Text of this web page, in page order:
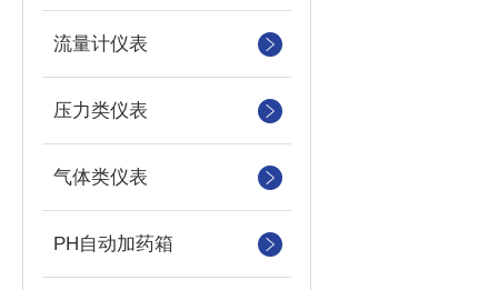
流量计仪表
压力类仪表
气体类仪表
PH自动加药箱